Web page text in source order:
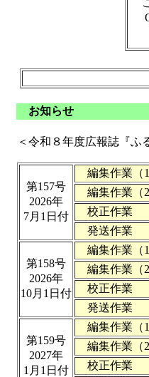
お知らせ
＜令和８年度広報誌『
第157号
2026年
7月1日付
編集作業（1
編集作業（2
校正作業
発送作業
第158号
2026年
10月1日付
編集作業（1
編集作業（2
校正作業
発送作業
第159号
2027年
1月1日付
編集作業（1
編集作業（2
校正作業